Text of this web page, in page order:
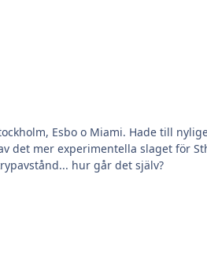
Esbo o Miami. Hade till
det mer experimentella slaget för
Annars har turen att ha en viss akvariehandlare på krypavstånd... hur går det själv?